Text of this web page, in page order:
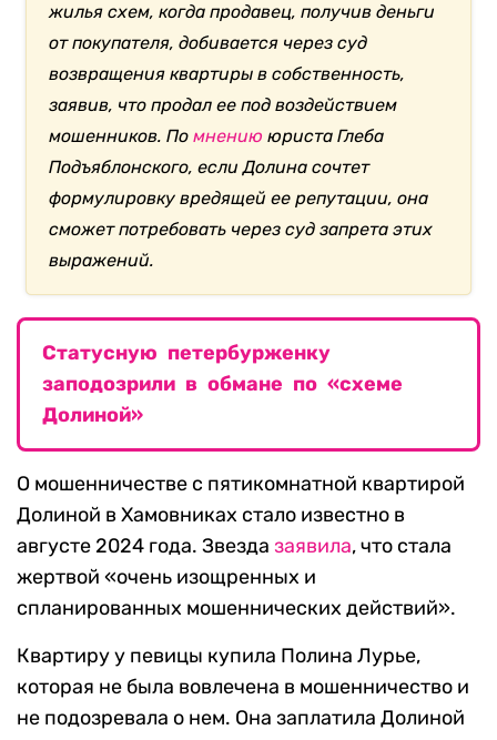
жилья схем, когда продавец, получив деньги
от покупателя, добивается через суд
возвращения квартиры в собственность,
заявив, что продал ее под воздействием
мошенников. Помнению юриста Глеба
Подъяблонского, если Долина сочтет
формулировку вредящей ее репутации, она
сможет потребовать через суд запрета этих
выражений.
Статусную петербурженку
заподозрили в обмане по «схеме
Долиной»
О мошенничестве с пятикомнатной квартирой
Долиной в Хамовниках стало известно в
августе 2024 года. Звезда заявила, что стала
жертвой «очень изощренных и
спланированных мошеннических действий».
Квартиру у певицы купила Полина Лурье,
которая не была вовлечена в мошенничество и
не подозревала о нем. Она заплатила Долиной